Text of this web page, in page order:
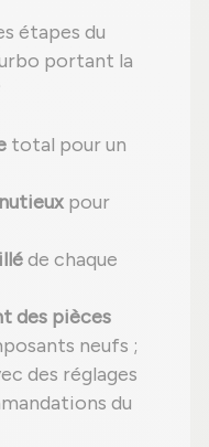
étapes du
portant la
total pour un
pour
de chaque
des pièces
neufs ;
des réglages
du